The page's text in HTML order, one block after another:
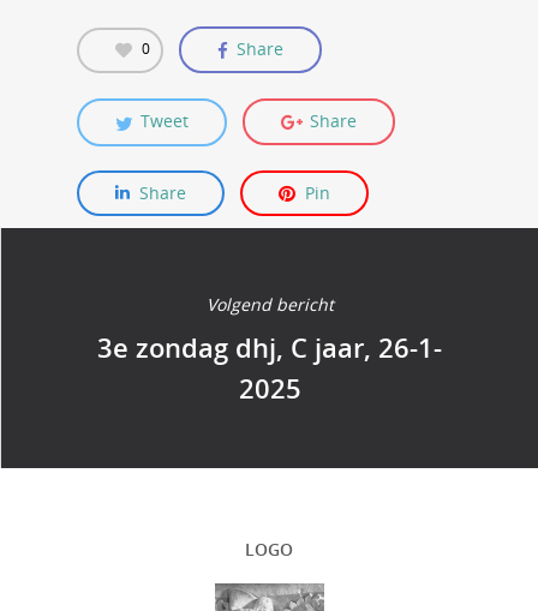
0 Share
Tweet Share
Share Pin
Volgend bericht
3e zondag dhj, C jaar, 26-1-
2025
LOGO